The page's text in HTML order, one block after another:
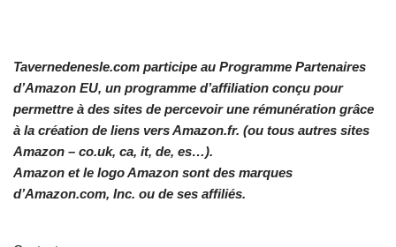
Tavernedenesle.com participe au Programme Partenaires
d’Amazon EU, un programme d’affiliation conçu pour
permettre à des sites de percevoir une rémunération grâce
à la création de liens vers Amazon.fr. (ou tous autres sites
Amazon – co.uk, ca, it, de, es…).
Amazon et le logo Amazon sont des marques
d’Amazon.com, Inc. ou de ses affiliés.